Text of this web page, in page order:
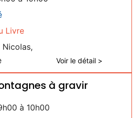
Livre
Nicolas,
Voir le détail >
à gravir
à 10h00